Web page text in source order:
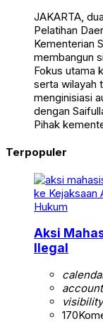
JAKARTA,
Pelatihan
Kementerian
membangun
Fokus utama
serta wilayah
menginisiasi
dengan
Pihak
Terpopuler
Hukum
Aksi
Ilegal
visibility
170